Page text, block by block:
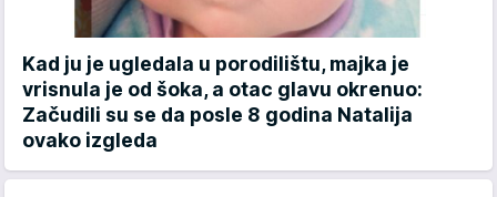
Kad ju je ugledala u porodilištu, majka je
vrisnula je od šoka, a otac glavu okrenuo:
Začudili su se da posle 8 godina Natalija
ovako izgleda